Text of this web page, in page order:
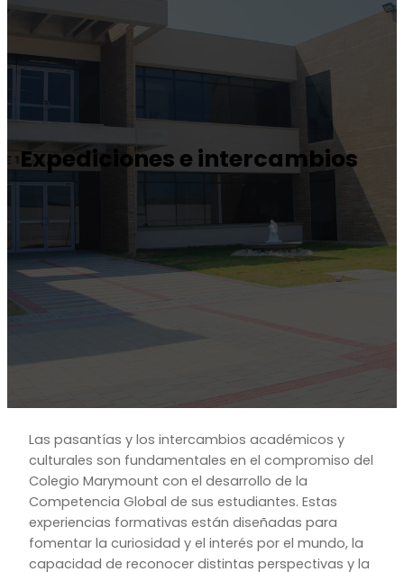
Expediciones e intercambios
Las pasantías y los intercambios académicos y
culturales son fundamentales en el compromiso del
Colegio Marymount con el desarrollo de la
Competencia Global de sus estudiantes. Estas
experiencias formativas están diseñadas para
fomentar la curiosidad y el interés por el mundo, la
capacidad de reconocer distintas perspectivas y la